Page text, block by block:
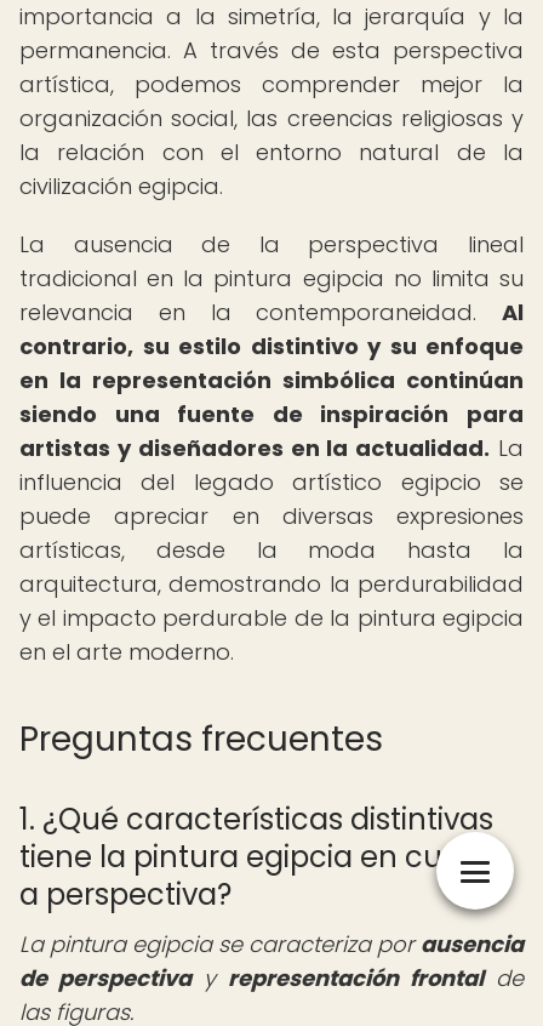
importancia a la simetría, la jerarquía y la
permanencia. A través de esta perspectiva
artística, podemos comprender mejor la
organización social, las creencias religiosas y
la relación con el entorno natural de la
civilización egipcia.
La ausencia de la perspectiva lineal
tradicional en la pintura egipcia no limita su
relevancia en la contemporaneidad. Al
contrario, su estilo distintivo y su enfoque
en la representación simbólica continúan
siendo una fuente de inspiración para
artistas y diseñadores en la actualidad. La
influencia del legado artístico egipcio se
puede apreciar en diversas expresiones
artísticas, desde la moda hasta la
arquitectura, demostrando la perdurabilidad
y el impacto perdurable de la pintura egipcia
en el arte moderno.
Preguntas frecuentes
1. ¿Qué características distintivas
tiene la pintura egipcia en cuanto
a perspectiva?
La pintura egipcia se caracteriza porausencia
de perspectivay representación frontalde
las figuras.